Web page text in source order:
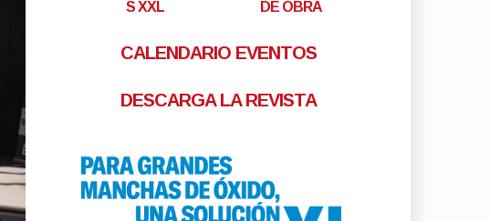
S XXL
DE OBRA
CALENDARIO EVENTOS
DESCARGA LA REVISTA